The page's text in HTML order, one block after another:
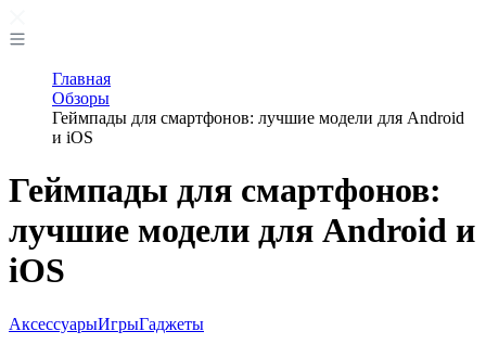
Главная
Обзоры
Геймпады для смартфонов: лучшие модели для Android
и iOS
Геймпады для смартфонов:
лучшие модели для Android и
iOS
АксессуарыИгрыГаджеты